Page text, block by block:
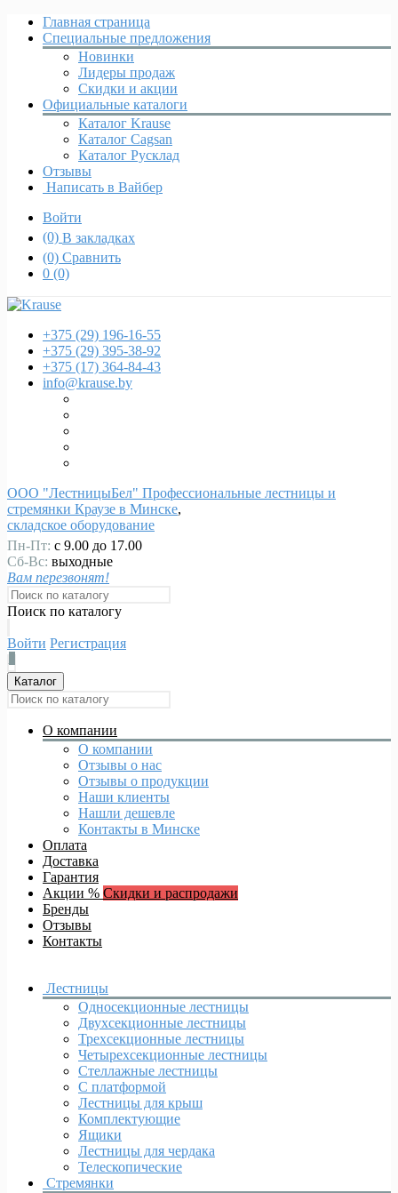
Главная страница
Специальные предложения
Новинки
Лидеры продаж
Скидки и акции
Официальные каталоги
Каталог Krause
Каталог Cagsan
Каталог Русклад
Отзывы
Написать в Вайбер
Войти
(0) В закладках
(0) Сравнить
0 (0)
+375 (29) 196-16-55
+375 (29) 395-38-92
+375 (17) 364-84-43
info@krause.by
ООО "ЛестницыБел" Профессиональные лестницы и
стремянки Краузе в Минске,
складское оборудование
Пн-Пт: с 9.00 до 17.00
Сб-Вс: выходные
Вам перезвонят!
Поиск по каталогу
Войти Регистрация
Каталог
О компании
О компании
Отзывы о нас
Отзывы о продукции
Наши клиенты
Нашли дешевле
Контакты в Минске
Оплата
Доставка
Гарантия
Акции % Скидки и распродажи
Бренды
Отзывы
Контакты
Лестницы
Односекционные лестницы
Двухсекционные лестницы
Трехсекционные лестницы
Четырехсекционные лестницы
Стеллажные лестницы
С платформой
Лестницы для крыш
Комплектующие
Ящики
Лестницы для чердака
Телескопические
Стремянки